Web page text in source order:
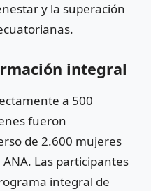
y la superación
integral
a 500
fueron
de 2.600 mujeres
Las participantes
integral de